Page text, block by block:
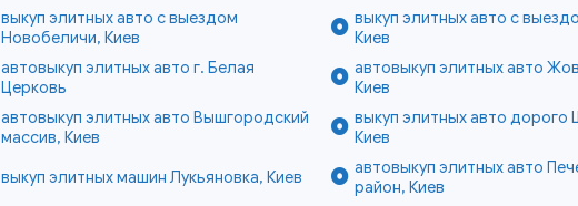
выкуп элитных авто с выездом
Новобеличи, Киев
выкуп элитных авто с
Киев
автовыкуп элитных авто г. Белая
Церковь
автовыкуп элитных авто
Киев
автовыкуп элитных авто Вышгородский
массив, Киев
выкуп элитных авто дорого
Киев
выкуп элитных машин Лукьяновка, Киев
автовыкуп элитных авто
район, Киев